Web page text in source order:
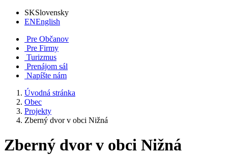
SKSlovensky
ENEnglish
Pre Občanov
Pre Firmy
Turizmus
Prenájom sál
Napíšte nám
Úvodná stránka
Obec
Projekty
Zberný dvor v obci Nižná
Zberný dvor v obci Nižná